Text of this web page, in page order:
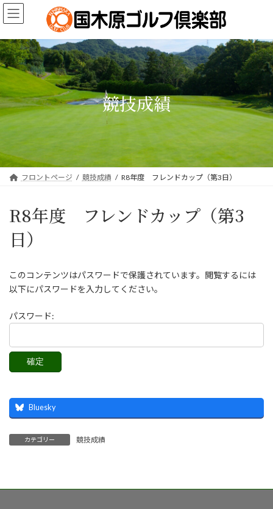
コ
ン
ン
ツ
へ
キ
ッ
プ
ナ
ビ
ー
シ
ョ
に
移
動
競技成績
フロントページ 競技成績 R8年度 フレンドカップ（第3日）
R8年度 フレンドカップ（第3
日）
このコンテンツはパスワードで保護されています。閲覧するには
以下にパスワードを入力してください。
パスワード:
Bluesky
カテゴリー 競技成績